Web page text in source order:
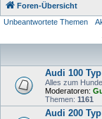
Foren-Übersicht
Unbeantwortete Themen
Audi 100
Alles zum
Moderatoren:
Themen: 1161
Audi 200